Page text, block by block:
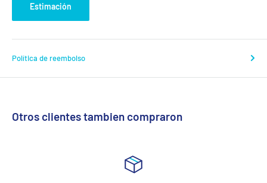
Estimación
Política de reembolso
Otros clientes tambien compraron